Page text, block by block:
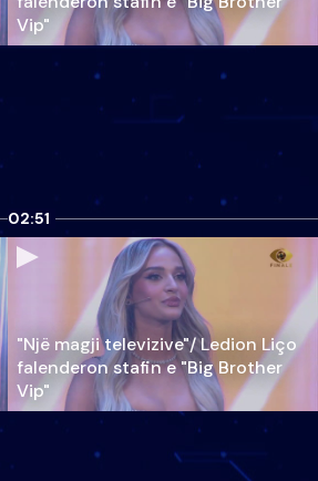
Vip"
02:51
"Një magji televizive"/ Ledion Liço
falenderon stafin e "Big Brother
Vip"